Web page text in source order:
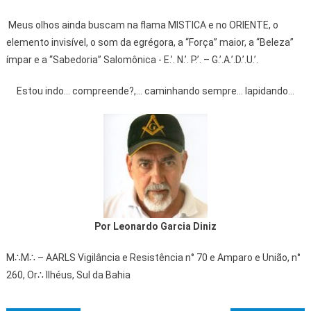
Meus olhos ainda buscam na flama MISTICA e no ORIENTE, o
elemento invisível, o som da egrégora, a “Força” maior, a “Beleza”
ímpar e a “Sabedoria” Salomônica - E.’. N.’. P.’. – G.’.A.’.D.’.U.’.
Estou indo... compreende?,... caminhando sempre... lapidando...
Por Leonardo Garcia Diniz
M∴M∴ – AARLS Vigilância e Resistência n° 70 e Amparo e União, n°
260, Or∴ Ilhéus, Sul da Bahia